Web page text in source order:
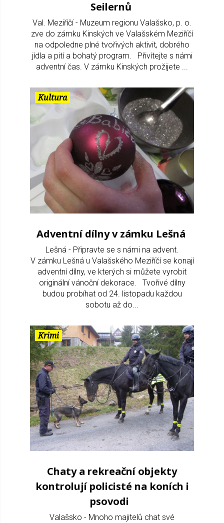
Seilernů
Val. Meziříčí - Muzeum regionu Valašsko, p. o.
zve do zámku Kinských ve Valašském Meziříčí
na odpoledne plné tvořivých aktivit, dobrého
jídla a pití a bohatý program. Přivítejte s námi
adventní čas. V zámku Kinských prožijete ...
Kultura
Adventní dílny v zámku Lešná
Lešná - Připravte se s námi na advent.
V zámku Lešná u Valašského Meziříčí se konají
adventní dílny, ve kterých si můžete vyrobit
originální vánoční dekorace. Tvořivé dílny
budou probíhat od 24. listopadu každou
sobotu až do...
Krimi
Chaty a rekreační objekty
kontrolují policisté na koních i
psovodi
Valašsko - Mnoho majitelů chat své